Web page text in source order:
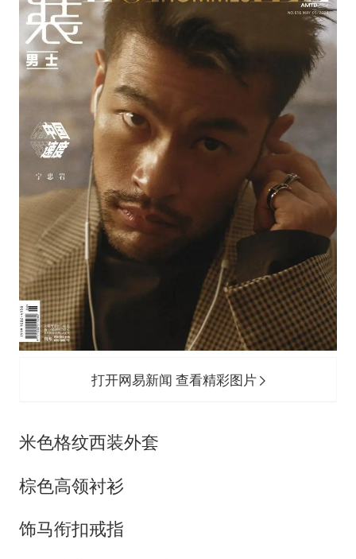
打开网易新闻 查看精彩图片
米色格纹西装外套
棕色高领衬衫
饰马衔扣戒指